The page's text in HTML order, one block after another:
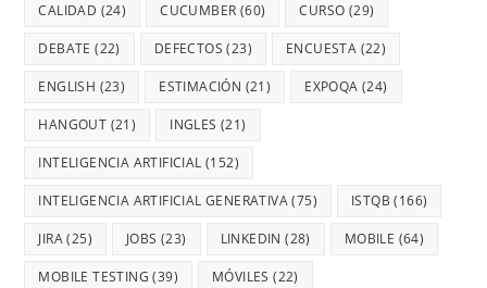
CALIDAD (24) CUCUMBER (60) CURSO (29)
DEBATE (22) DEFECTOS (23) ENCUESTA (22)
ENGLISH (23) ESTIMACIÓN (21) EXPOQA (24)
HANGOUT (21) INGLES (21)
INTELIGENCIA ARTIFICIAL (152)
INTELIGENCIA ARTIFICIAL GENERATIVA(75) ISTQB (166)
JIRA(25) JOBS (23) LINKEDIN (28) MOBILE (64)
MOBILE TESTING (39) MÓVILES (22)